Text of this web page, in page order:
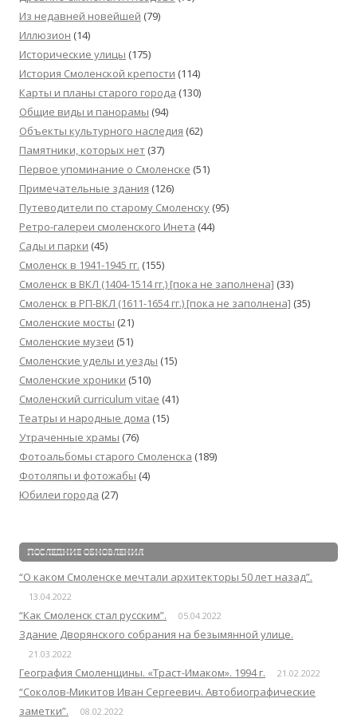
Из недавней новейшей (79)
Иллюзион (14)
Исторические улицы (175)
История Смоленской крепости (114)
Карты и планы старого города (130)
Общие виды и панорамы (94)
Объекты культурного наследия (62)
Памятники, которых нет (37)
Первое упоминание о Смоленске (51)
Примечательные здания (126)
Путеводители по старому Смоленску (95)
Ретро-галереи смоленского Инета (44)
Сады и парки (45)
Смоленск в 1941-1945 гг. (155)
Смоленск в ВКЛ (1404-1514 гг.) [пока не заполнена] (33)
Смоленск в РП-ВКЛ (1611-1654 гг.) [пока не заполнена] (35)
Смоленские мосты (21)
Смоленские музеи (51)
Смоленские уделы и уезды (15)
Смоленские хроники (510)
Смоленский сurriculum vitae (41)
Театры и народные дома (15)
Утраченные храмы (76)
Фотоальбомы старого Смоленска (189)
Фотоляпы и фотожабы (4)
Юбилеи города (27)
ПОСЛЕДНИЕ ОБНОВЛЕНИЯ
“О каком Смоленске мечтали архитекторы 50 лет назад”.
13.04.2022
“Как Смоленск стал русским”. 05.04.2022
Здание Дворянского собрания на безымянной улице.
21.03.2022
География Смоленщины. «Траст-Имаком». 1994 г. 21.02.2022
“Соколов-Микитов Иван Сергеевич. Автобиографические
заметки”.
08.02.2022